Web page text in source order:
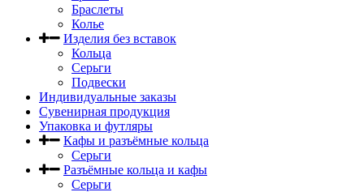
Браслеты
Колье
Изделия без вставок
Кольца
Серьги
Подвески
Индивидуальные заказы
Сувенирная продукция
Упаковка и футляры
Кафы и разъёмные кольца
Серьги
Разъёмные кольца и кафы
Серьги